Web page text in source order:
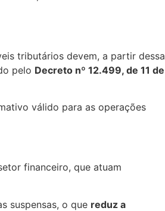
tributários devem, a partir dessa
pelo Decreto nº 12.499, de 11 de
válido para as operações
financeiro, que atuam
suspensas, o que reduz a